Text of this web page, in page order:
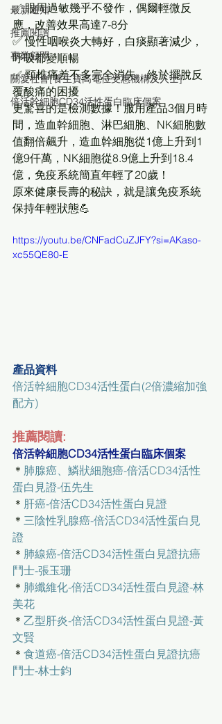
最新通知
推薦閱讀
專業顧問
關愛社會[養生寶高電位受惠機構及人士]
倍活幹細胞CD34活性蛋白臨床個案
✅ 眼周過敏幾乎不發作，偶爾輕微反
應，改善效果高達7-8分
✅ 慢性咽喉炎大轉好，白痰顯著減少，
呼吸都變順暢
✅ 頸椎痛差不多完全消失，終於擺脫反
覆酸痛的困擾
更驚喜的是檢測數據！服用產品3個月時
間，造血幹細胞、淋巴細胞、NK細胞數
值翻倍飆升，造血幹細胞從1億上升到1
億9仟萬，NK細胞從8.9億上升到18.4
億，免疫系統簡直年輕了20歲！
原來健康長壽的秘訣，就是讓免疫系統
保持年輕狀態💪
https://youtu.be/CNFadCuZJFY?si=AKaso-
xc55QE80-E
產品資料
倍活幹細胞CD34活性蛋白(2倍濃縮加強
配方)
推薦閱讀:
倍活幹細胞CD34活性蛋白臨床個案
＊ 肺腺癌、鱗狀細胞癌-倍活CD34活性
蛋白見證-伍先生
＊ 肝癌-倍活CD34活性蛋白見證
＊ 三陰性乳腺癌-倍活CD34活性蛋白見
證
＊ 肺線癌-倍活CD34活性蛋白見證抗癌
鬥士-張玉珊
＊ 肺纖維化-倍活CD34活性蛋白見證-林
美花
＊ 乙型肝炎-倍活CD34活性蛋白見證-黃
文賢
＊ 食道癌-倍活CD34活性蛋白見證抗癌
鬥士-林士鈞